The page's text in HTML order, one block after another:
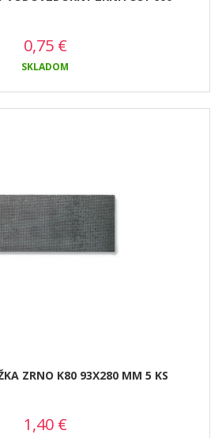
0,75 €
SKLADOM
ZRNO K80 93X280 MM 5 KS
1,40 €